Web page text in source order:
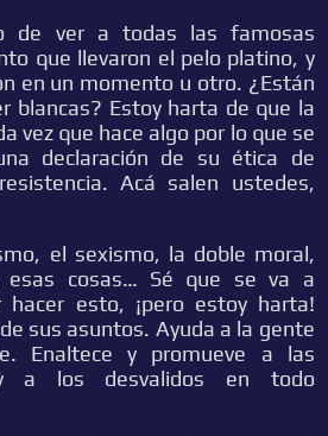
de ver a todas las famosas
que llevaron el pelo platino, y
en un momento u otro. ¿Están
blancas? Estoy harta de que la
vez que hace algo por lo que se
declaración de su ética de
Acá salen ustedes,
el sexismo, la doble moral,
esas cosas… Sé que se va a
hacer esto, ¡pero estoy harta!
sus asuntos. Ayuda a la gente
Enaltece y promueve a las
a los desvalidos en todo